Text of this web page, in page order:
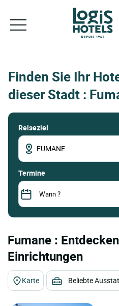
Finden Sie Ihr
dieser Stadt :
Reiseziel
termine
Fumane :
Einrichtungen
Karte Beliebte